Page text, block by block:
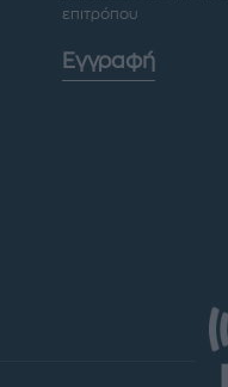
επιτρόπου
Εγγραφή